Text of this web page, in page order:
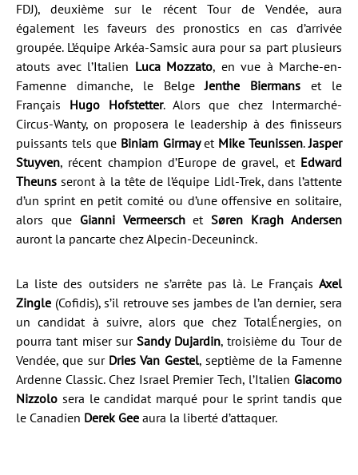
FDJ), deuxième sur le récent Tour de Vendée, aura
également les faveurs des pronostics en cas d’arrivée
groupée. L’équipe Arkéa-Samsic aura pour sa part plusieurs
atouts avec l’Italien Luca Mozzato, en vue à Marche-en-
Famenne dimanche, le BelgeJenthe Biermans et le
Français Hugo Hofstetter. Alors que chez Intermarché-
Circus-Wanty, on proposera le leadership à des finisseurs
puissants tels que Biniam Girmayet Mike Teunissen.Jasper
Stuyven, récent champion d’Europe de gravel, et Edward
Theunsseront à la tête de l’équipe Lidl-Trek, dans l’attente
d’un sprint en petit comité ou d’une offensive en solitaire,
alors que Gianni VermeerschetSøren Kragh Andersen
auront la pancarte chez Alpecin-Deceuninck.
La liste des outsiders ne s’arrête pas là. Le Français Axel
Zingle (Cofidis), s’il retrouve ses jambes de l’an dernier, sera
un candidat à suivre, alors que chez TotalÉnergies, on
pourra tant miser surSandy Dujardin, troisième du Tour de
Vendée, que sur Dries Van Gestel, septième de la Famenne
Ardenne Classic. Chez Israel Premier Tech, l’Italien Giacomo
Nizzolo sera le candidat marqué pour le sprint tandis que
le Canadien Derek Gee aura la liberté d’attaquer.